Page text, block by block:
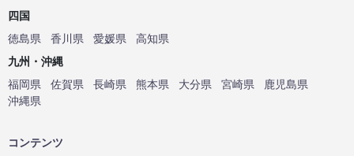
四国
徳島県
香川県 愛媛県
高知県
九州・沖縄
福岡県
佐賀県 長崎県 熊本県 大分県 宮崎県
鹿児島県
沖縄県
コンテンツ